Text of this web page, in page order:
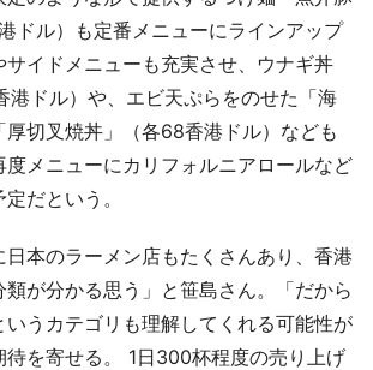
ドル）も定番メニューにラインアップ
サイドメニューも充実させ、ウナギ丼
港ドル）や、エビ天ぷらをのせた「海
切叉焼丼」（各68香港ドル）なども
度メニューにカリフォルニアロールなど
だという。
本のラーメン店もたくさんあり、香港
類が分かる思う」と笹島さん。「だから
いうカテゴリも理解してくれる可能性が
待を寄せる。 1日300杯程度の売り上げ